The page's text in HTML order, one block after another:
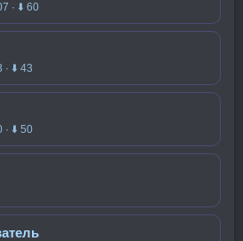
· ⬇ 60
· ⬇ 43
· ⬇ 50